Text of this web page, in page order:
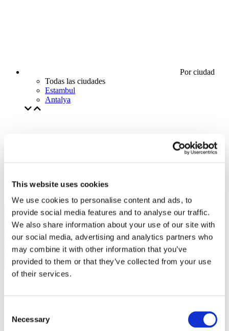
This website uses cookies
We use cookies to personalise content and ads, to
provide social media features and to analyse our traffic.
We also share information about your use of our site with
our social media, advertising and analytics partners who
may combine it with other information that you’ve
provided to them or that they’ve collected from your use
of their services.
Selection
Necessary
Por ciudad
Todas las ciudades
Estambul
Antalya